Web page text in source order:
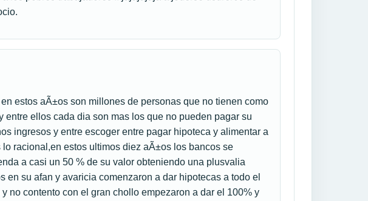
estos aÃ±os son millones de personas que no tienen como
entre ellos cada dia son mas los que no pueden pagar su
ingresos y entre escoger entre pagar hipoteca y alimentar a
racional,en estos ultimos diez aÃ±os los bancos se
a casi un 50 % de su valor obteniendo una plusvalia
en su afan y avaricia comenzaron a dar hipotecas a todo el
no contento con el gran chollo empezaron a dar el 100% y